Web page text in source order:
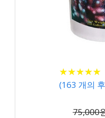
★★★★★
★★★★★
(163 개의
75,000